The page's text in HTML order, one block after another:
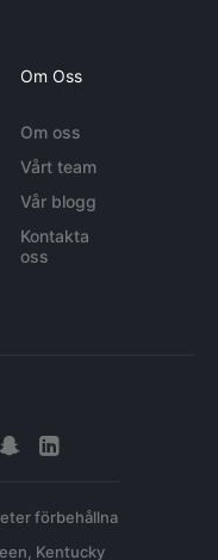
Om Oss
Om oss
Vårt team
Vår blogg
Kontakta
oss
förbehållna